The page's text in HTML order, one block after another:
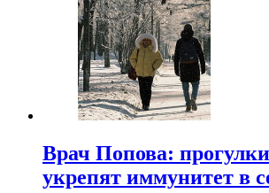
Врач Попова:
укрепят иммунитет в